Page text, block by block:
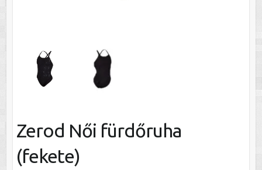
Zerod Női fürdőruha
(fekete)